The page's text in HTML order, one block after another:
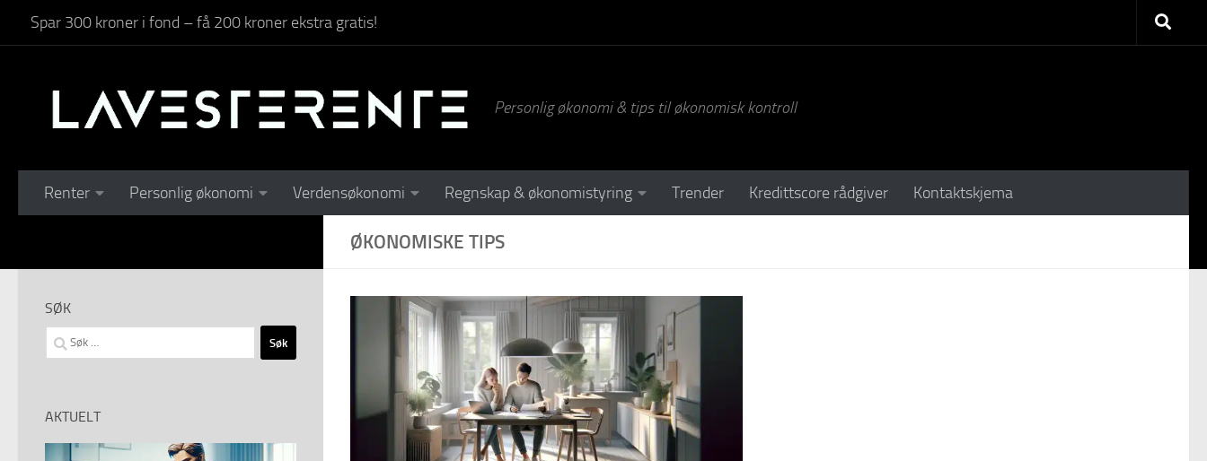
Skip to content
Spar 300 kroner i fond – få 200 kroner ekstra gratis!
Personlig økonomi & tips til økonomisk kontroll
Renter Personlig økonomi Verdensøkonomi Regnskap & økonomistyring Trender Kredittscore rådgiver Kontaktskjema
ØKONOMISKE TIPS
SØK
Søk
etter:
AKTUELT